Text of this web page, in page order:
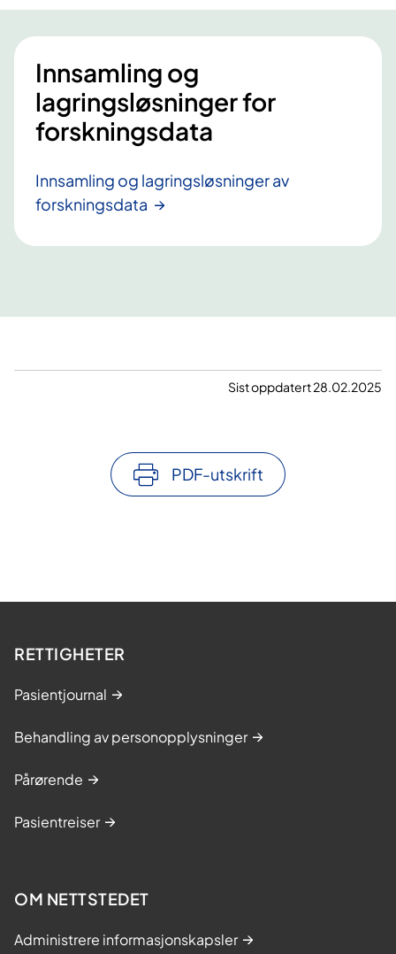
Innsamling og
lagringsløsninger for
forskningsdata
Innsamling og lagringsløsninger av
forskningsdata
Sist oppdatert 28.02.2025
PDF-utskrift
RETTIGHETER
Pasientjournal
Behandling av personopplysninger
Pårørende
Pasientreiser
OM NETTSTEDET
Administrere informasjonskapsler